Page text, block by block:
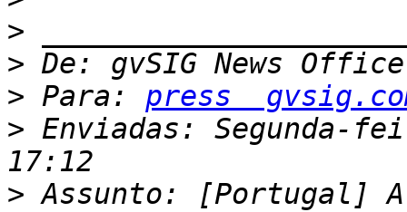
>
> De: gvSIG News
> Para: press
> Enviadas: Segunda-
> Assunto: [Portugal] A